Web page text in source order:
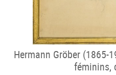
Hermann Gröber (1865-
féminins,